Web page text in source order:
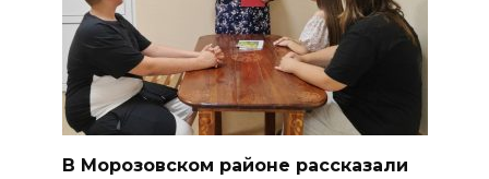
В Морозовском районе рассказали